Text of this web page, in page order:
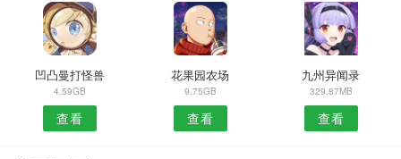
凹凸曼打怪兽
4.59GB
查看
花果园农场
9.75GB
查看
九州异闻录
329.87MB
查看